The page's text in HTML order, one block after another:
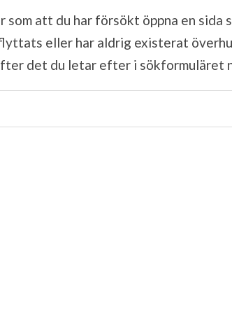
som att du har försökt öppna en sida
eller har aldrig existerat
det du letar efter i sökformuläret